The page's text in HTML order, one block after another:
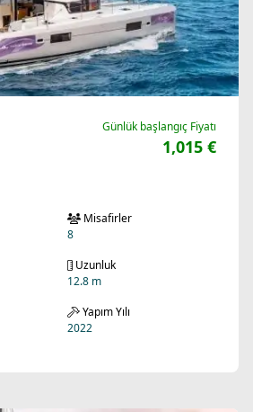
Günlük başlangıç Fiyatı
1,015 €
Misafirler
8
Uzunluk
12.8 m
Yapım Yılı
2022